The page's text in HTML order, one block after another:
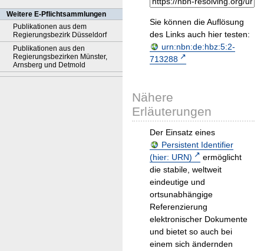
Weitere E-Pflichtsammlungen
Publikationen aus dem
Regierungsbezirk Düsseldorf
Publikationen aus den
Regierungsbezirken Münster,
Arnsberg und Detmold
Sie können die Auflösung
des Links auch hier testen:
urn:nbn:de:hbz:5:2-
713288
Nähere
Erläuterungen
Der Einsatz eines
Persistent Identifier
(hier: URN)
ermöglicht
die stabile, weltweit
eindeutige und
ortsunabhängige
Referenzierung
elektronischer Dokumente
und bietet so auch bei
einem sich ändernden